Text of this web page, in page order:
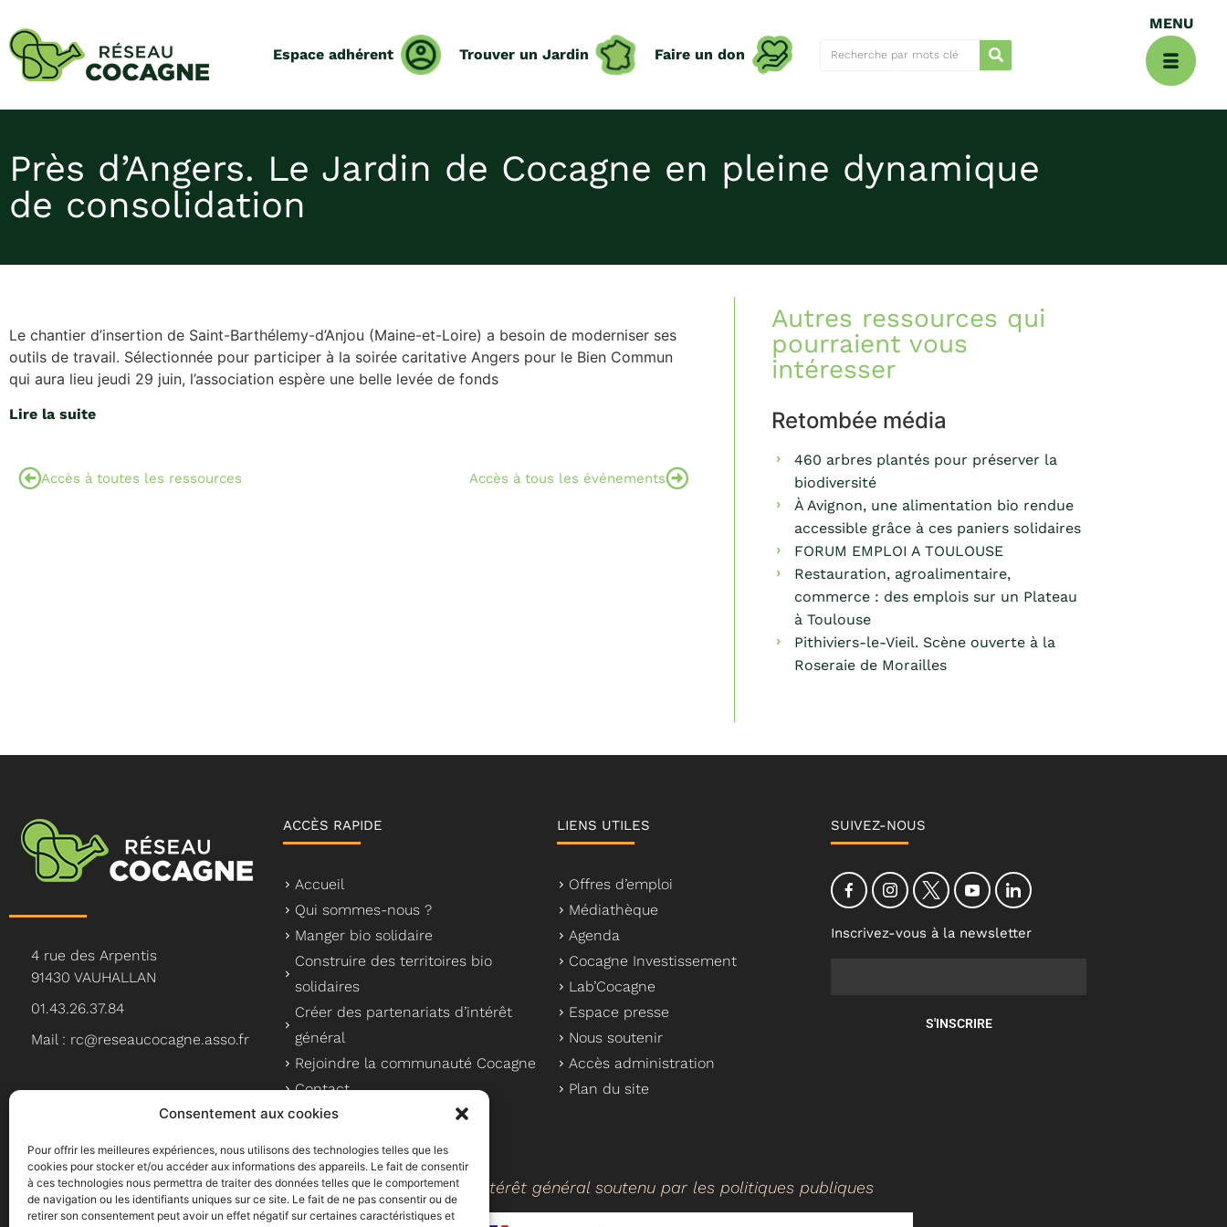
Consentement aux cookies
Pour offrir les meilleures expériences, nous utilisons des technologies telles que les
cookies pour stocker et/ou accéder aux informations des appareils. Le fait de consentir
à ces technologies nous permettra de traiter des données telles que le comportement
de navigation ou les identifiants uniques sur ce site. Le fait de ne pas consentir ou de
retirer son consentement peut avoir un effet négatif sur certaines caractéristiques et
Espace adhérent Trouver un Jardin Faire un don
Près d’Angers. Le Jardin de Cocagne en pleine dynamique
de consolidation
Le chantier d’insertion de Saint-Barthélemy-d’Anjou (Maine-et-Loire) a besoin de moderniser ses
outils de travail. Sélectionnée pour participer à la soirée caritative Angers pour le Bien Commun
qui aura lieu jeudi 29 juin, l’association espère une belle levée de fonds
Lire la suite
Accès à toutes les ressources Accès à tous les événements
Autres ressources qui
pourraient vous
intéresser
Retombée média
460 arbres plantés pour préserver la
biodiversité
À Avignon, une alimentation bio rendue
accessible grâce à ces paniers solidaires
FORUM EMPLOI A TOULOUSE
Restauration, agroalimentaire,
commerce : des emplois sur un Plateau
à Toulouse
Pithiviers-le-Vieil. Scène ouverte à la
Roseraie de Morailles
4 rue des Arpentis
91430 VAUHALLAN
01.43.26.37.84
Mail : rc@reseaucocagne.asso.fr
ACCÈS RAPIDE
Accueil
Qui sommes-nous ?
Manger bio solidaire
Construire des territoires bio
solidaires
Créer des partenariats d’intérêt
général
Rejoindre la communauté Cocagne
Contact
LIENS UTILES
Offres d’emploi
Médiathèque
Agenda
Cocagne Investissement
Lab’Cocagne
Espace presse
Nous soutenir
Accès administration
Plan du site
SUIVEZ-NOUS
Inscrivez-vous à la newsletter
S'INSCRIRE
Le Réseau Cocagne, un acteur d’intérêt général soutenu par les politiques publiques